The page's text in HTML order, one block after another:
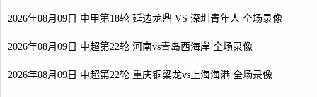
2026年08月09日 中甲第18轮 延边龙鼎 VS 深圳青年人 全场录像
2026年08月09日 中超第22轮 河南vs青岛西海岸 全场录像
2026年08月09日 中超第22轮 重庆铜梁龙vs上海海港 全场录像